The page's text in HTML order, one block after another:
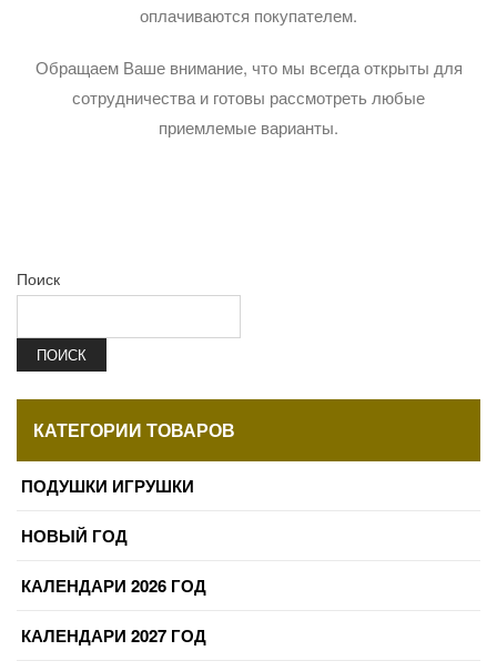
оплачиваются покупателем.
Обращаем Ваше внимание, что мы всегда открыты для
сотрудничества и готовы рассмотреть любые
приемлемые варианты.
Поиск
ПОИСК
КАТЕГОРИИ ТОВАРОВ
ПОДУШКИ ИГРУШКИ
НОВЫЙ ГОД
КАЛЕНДАРИ 2026 ГОД
КАЛЕНДАРИ 2027 ГОД